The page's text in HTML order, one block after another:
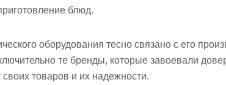
блюд.
оборудования тесно связано с его
те бренды, которые завоевали
своих товаров и их надежности.